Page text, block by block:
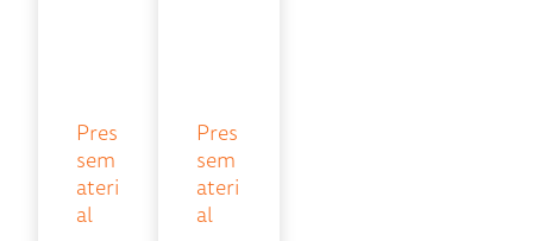
Pres
sem
ateri
al
Pres
sem
ateri
al